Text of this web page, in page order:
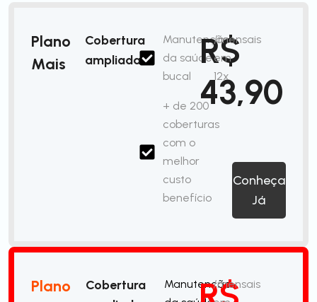
Plano
Mais
Cobertura
ampliada
Manutenção
da saúde
bucal
+ de 200
coberturas
com o
melhor
custo
benefício
R$
43,90
/mensais
em
12x
Conheça
Já
Plano
Cobertura
Manutenção/mensais